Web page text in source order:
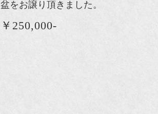
盆をお譲り頂きました。
￥250,000-